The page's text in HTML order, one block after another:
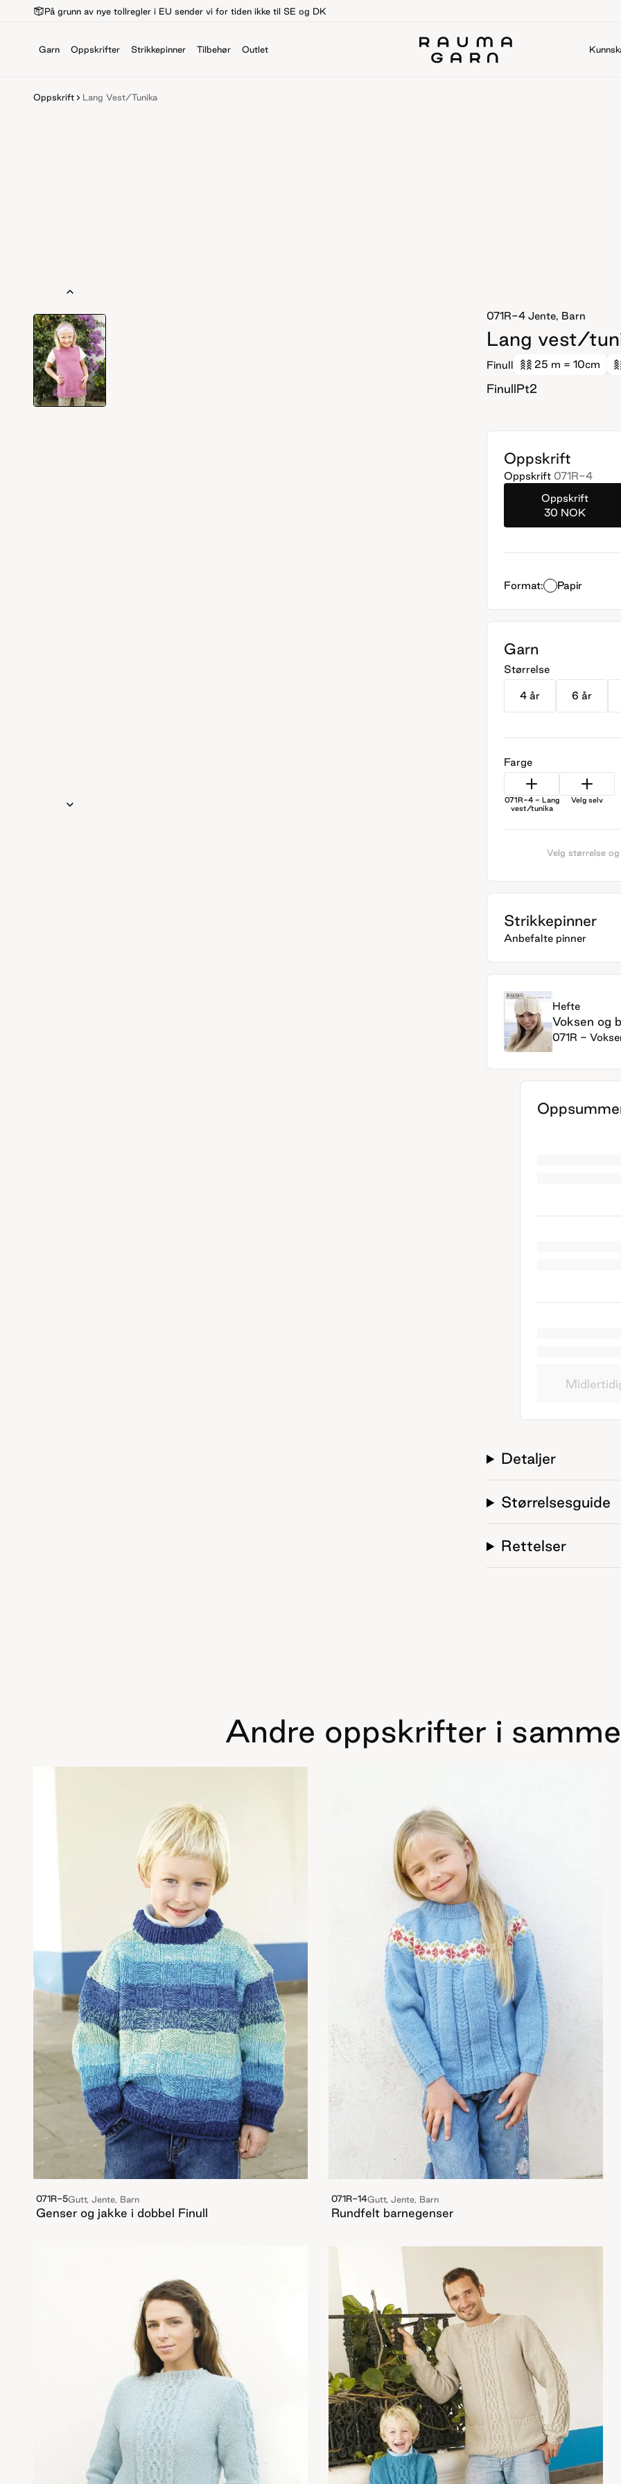
På grunn av nye tollregler i EU sender vi for tiden ikke til SE og DK
Garn Oppskrifter Strikkepinner Tilbehør Outlet
Oppskrift Lang Vest/tunika
071R-4 Jente, Barn
Lang vest/
Finull 25 m = 10cm
FinullPt2
Oppskrift
Oppskrift 071R-4
Oppskrift
30 NOK
Format: Papir
Garn
Størrelse
4 år 6 år
Farge
071R-4 - Lang
vest/tunika
Velg selv
Velg størrelse
Strikkepinner
Anbefalte pinner
Hefte
Voksen og
071R -
Detaljer
Størrelsesguide
Rettelser
Andre oppskrifter i
071R-5Gutt, Jente, Barn
Genser og jakke i dobbel Finull
071R-14Gutt, Jente, Barn
Rundfelt barnegenser